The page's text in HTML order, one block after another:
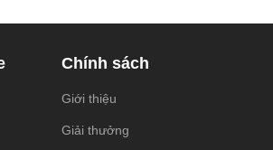
Chính sách
Giới thiệu
Giải thưởng